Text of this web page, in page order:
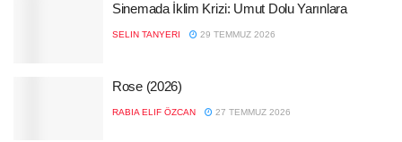
Sinemada İklim Krizi: Umut Dolu Yarınlara
SELIN TANYERI 29 TEMMUZ 2026
Rose (2026)
RABIA ELIF ÖZCAN 27 TEMMUZ 2026